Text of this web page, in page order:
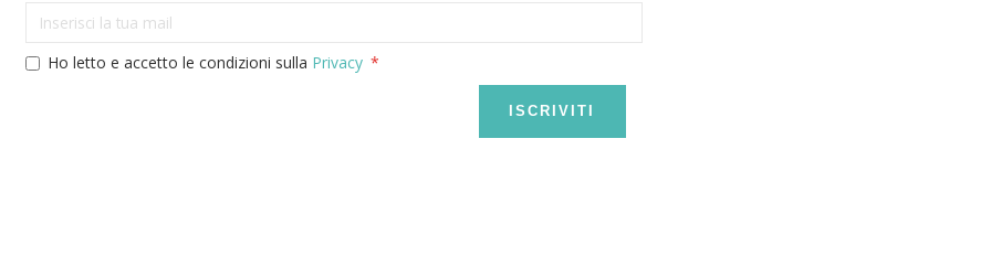
Ho letto e accetto le condizioni sulla Privacy
ISCRIVITI